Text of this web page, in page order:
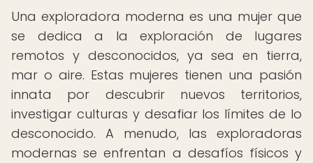
Una exploradora moderna es una mujer que
se dedica a la exploración de lugares
remotos y desconocidos, ya sea en tierra,
mar o aire. Estas mujeres tienen una pasión
innata por descubrir nuevos territorios,
investigar culturas y desafiar los límites de lo
desconocido. A menudo, las exploradoras
modernas se enfrentan a desafíos físicos y